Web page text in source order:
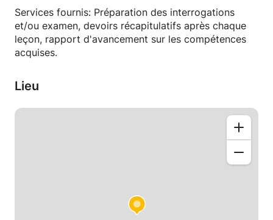
Services fournis: Préparation des interrogations
et/ou examen, devoirs récapitulatifs après chaque
leçon, rapport d'avancement sur les compétences
acquises.
Lieu